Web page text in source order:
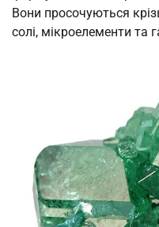
Вони просочуються
солі, мікроелементи та